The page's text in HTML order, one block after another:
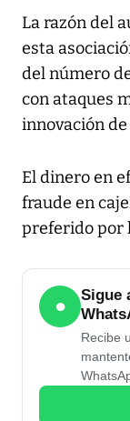
La razón del
esta
del número
con ataques
innovación
El dinero en
fraude en
preferido por
●
Sigue
Recibe